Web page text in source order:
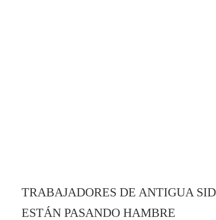
TRABAJADORES DE ANTIGUA
ESTÁN PASANDO HAMBRE